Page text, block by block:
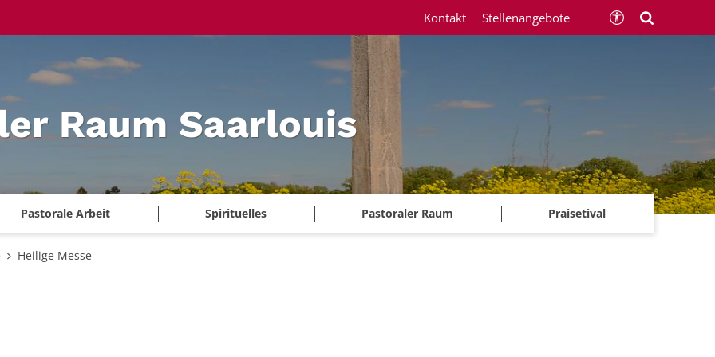
Raum Saarlouis
Pastorale Arbeit Spirituelles Pastoraler Raum Praisetival
Kontakt Stellenangebote
Heilige Messe